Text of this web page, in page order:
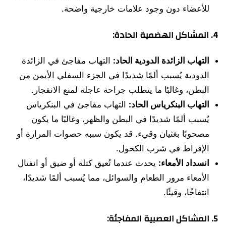
للأعضاء دون وجود علامات خارجية واضحة.
4. المشاكل الهضمية الحادة:
التهاب الزائدة الدودية الحاد: التهاب مفاجئ في الزائدة
الدودية يُسبب ألمًا شديدًا في الجزء السفلي الأيمن من
البطن، وغالبًا ما يتطلب جراحة عاجلة لمنع الانفجار.
التهاب البنكرياس الحاد: التهاب مفاجئ في البنكرياس
يُسبب ألمًا شديدًا في البطن والظهر، وغالبًا ما يكون
مصحوبًا بغثيان وقيء. قد يكون سببه حصوات المرارة أو
الإفراط في شرب الكحول.
انسداد الأمعاء: يحدث عندما تُعيق كتلة أو ضيق أو انفتال
الأمعاء مرور الطعام والسوائل، مما يُسبب ألمًا شديدًا،
انتفاخًا، وقيئًا.
5. المشاكل العصبية المفاجئة: